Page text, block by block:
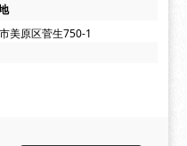
美原区菅生750-1